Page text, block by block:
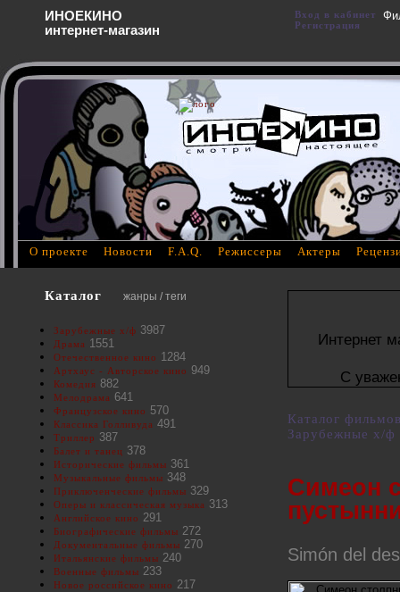
Интернет
С
Каталог
Зарубежные х/ф
Симеон
Simón del
Каталог жанры / теги
Зарубежные х/ф 3987
Драма 1551
Отечественное кино 1284
Артхаус - Авторское кино 949
Комедия 882
Мелодрама 641
Французское кино 570
Классика Голливуда 491
Триллер 387
Балет и танец 378
Исторические фильмы 361
Музыкальные фильмы 348
Приключенческие фильмы 329
Оперы и классическая музыка 313
Английское кино 291
Биографические фильмы 272
Документальные фильмы 270
Итальянские фильмы 240
Военные фильмы 233
Новое российское кино 217
О проекте Новости F.A.Q. Режиссеры Актеры
ИНОЕКИНО
интернет-магазин
Вход в кабинет
Регистрация